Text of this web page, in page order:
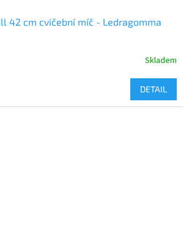
42 cm cvičební míč - Ledragomma
Skladem
DETAIL